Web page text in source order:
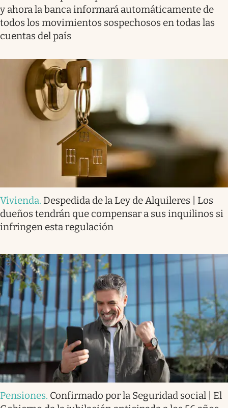
y ahora la banca informará automáticamente de
todos los movimientos sospechosos en todas las
cuentas del país
Vivienda. Despedida de la Ley de Alquileres | Los
dueños tendrán que compensar a sus inquilinos si
infringen esta regulación
Pensiones. Confirmado por la Seguridad social | El